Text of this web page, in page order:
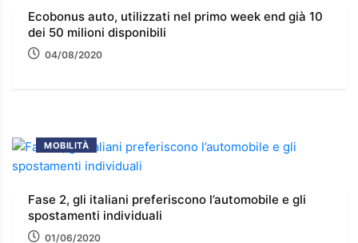
Ecobonus auto, utilizzati nel primo week end già 10
dei 50 milioni disponibili
04/08/2020
MOBILITÀ
Fase 2, gli italiani preferiscono l’automobile e gli
spostamenti individuali
01/06/2020